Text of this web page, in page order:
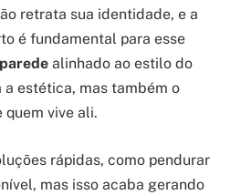
retrata sua identidade, e a
é fundamental para esse
alinhado ao estilo do
a estética, mas também o
vive ali.
rápidas, como pendurar
mas isso acaba gerando